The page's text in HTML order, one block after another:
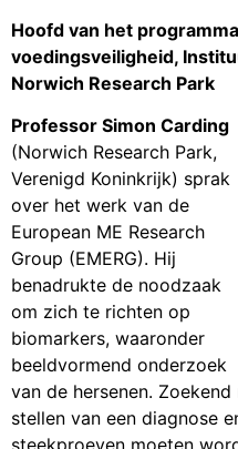
Hoofd van het
voedingsveiligheid,
Norwich Research Park
Professor Simon Carding
(Norwich Research Park,
Verenigd Koninkrijk) sprak
over het werk van de
European ME Research
Group (EMERG). Hij
benadrukte de noodzaak
om zich te richten op
biomarkers, waaronder
beeldvormend onderzoek
van de hersenen.
stellen van een diagnose
steekproeven moeten